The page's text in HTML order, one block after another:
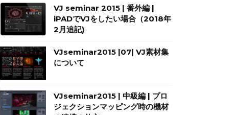
VJ seminar 2015 | 番外編 |
iPADでVJをしたい場合（2018年
2月追記)
VJseminar2015 |07| VJ素材集
について
VJseminar2015 | 中級編 | プロ
ジェクションマッピング時の機材